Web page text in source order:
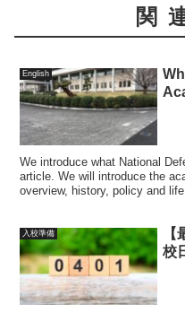
関
English
We introduce what National
article. We will introduce the
overview, history, policy and life.
入校準備
校